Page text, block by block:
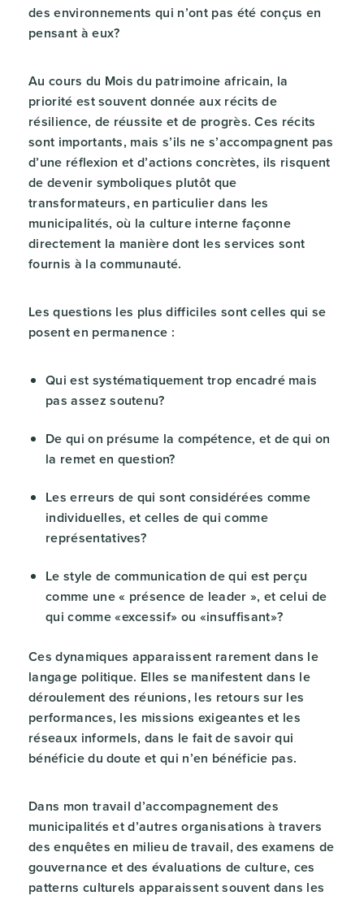
des environnements qui n’ont pas été conçus en
pensant à eux?
Au cours du Mois du patrimoine africain, la
priorité est souvent donnée aux récits de
résilience, de réussite et de progrès. Ces récits
sont importants, mais s’ils ne s’accompagnent pas
d’une réflexion et d’actions concrètes, ils risquent
de devenir symboliques plutôt que
transformateurs, en particulier dans les
municipalités, où la culture interne façonne
directement la manière dont les services sont
fournis à la communauté.
Les questions les plus difficiles sont celles qui se
posent en permanence :
Qui est systématiquement trop encadré mais
pas assez soutenu?
De qui on présume la compétence, et de qui on
la remet en question?
Les erreurs de qui sont considérées comme
individuelles, et celles de qui comme
représentatives?
Le style de communication de qui est perçu
comme une « présence de leader », et celui de
qui comme «excessif» ou «insuffisant»?
Ces dynamiques apparaissent rarement dans le
langage politique. Elles se manifestent dans le
déroulement des réunions, les retours sur les
performances, les missions exigeantes et les
réseaux informels, dans le fait de savoir qui
bénéficie du doute et qui n’en bénéficie pas.
Dans mon travail d’accompagnement des
municipalités et d’autres organisations à travers
des enquêtes en milieu de travail, des examens de
gouvernance et des évaluations de culture, ces
patterns culturels apparaissent souvent dans les